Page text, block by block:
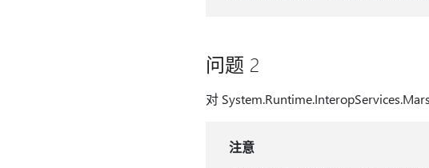
问题 2
对
注意